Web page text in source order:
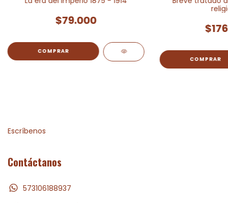
$79.000
Escríbenos
Contáctanos
573106188937